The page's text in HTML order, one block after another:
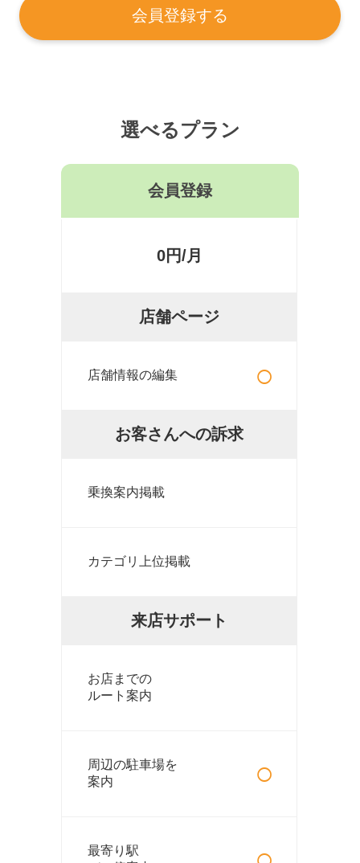
会員登録する
選べるプラン
会員登録
0円/月
店舗ページ
店舗情報の編集 ○
お客さんへの訴求
乗換案内掲載
カテゴリ上位掲載
来店サポート
お店までの
ルート案内
周辺の駐車場を
案内
○
最寄り駅